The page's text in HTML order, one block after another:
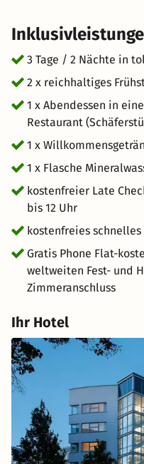
3 Tage / 2 Nächte in
2 x reichhaltiges
1 x Abendessen in
Restaurant
1 x
1 x Flasche
kostenfreier Late
bis 12 Uhr
kostenfreies
Gratis Phone Flat-
weltweiten Fest- und
Zimmeranschluss
Ihr Hotel